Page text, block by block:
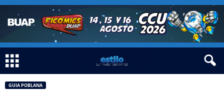
GUIA POBLANA